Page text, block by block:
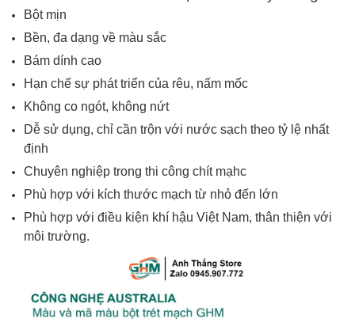
Bột mịn
Bền, đa dạng về màu sắc
Bám dính cao
Hạn chế sự phát triển của rêu, nấm mốc
Không co ngót, không nứt
Dễ sử dụng, chỉ cần trộn với nước sạch theo tỷ lệ nhất
định
Chuyên nghiệp trong thi công chít mạhc
Phù hợp với kích thước mạch từ nhỏ đến lớn
Phù hợp với điều kiện khí hậu Việt Nam, thân thiện với
môi trường.